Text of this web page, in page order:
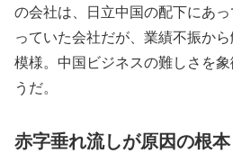
の会社は、日立中国の配下にあ
っていた会社だが、業績不振か
模様。中国ビジネスの難しさを
うだ。
赤字垂れ流しが原因の根本